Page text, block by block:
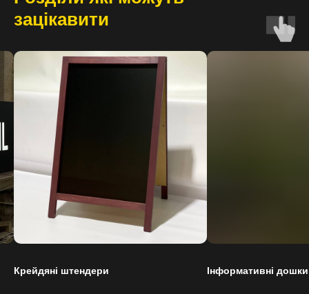
зацікавити
Інформативні дошки меню
Вивіски / Логотипи